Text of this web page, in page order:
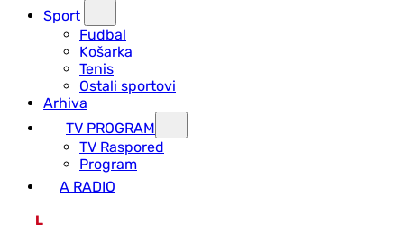
Sport
Fudbal
Košarka
Tenis
Ostali sportovi
Arhiva
TV PROGRAM
ТV Raspored
Program
A RADIO
L